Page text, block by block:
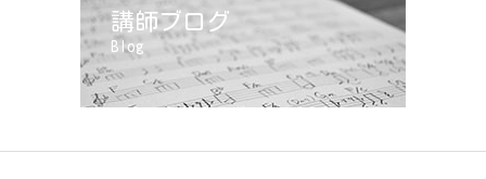
講師ブログ
Blog